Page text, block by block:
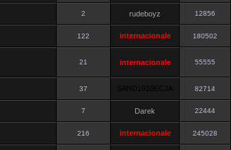
2 rudeboyz 12856
122 internacionale 180502
21 internacionale 55555
37 SAND1910ECJA 82714
7 Darek 22444
216 internacionale 245028